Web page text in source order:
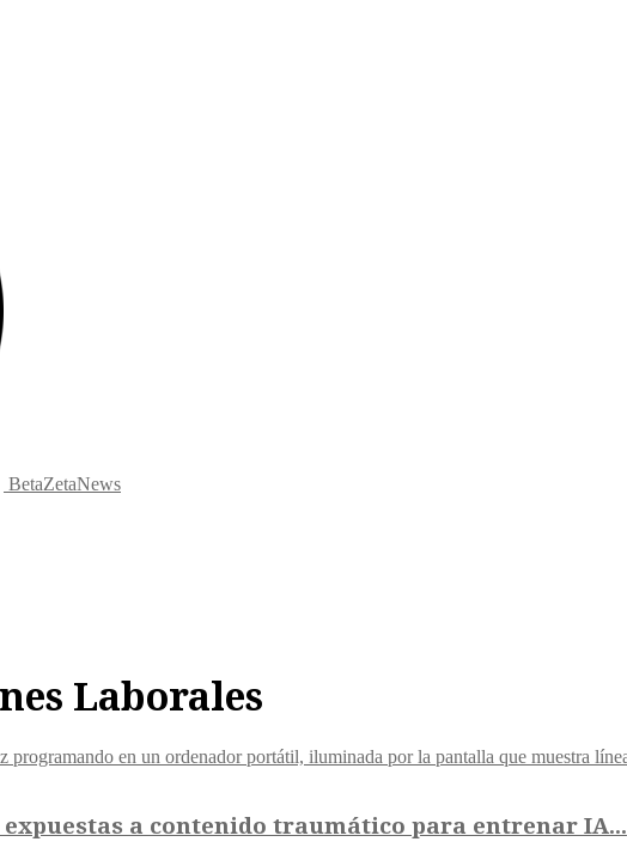
BetaZetaNews
Laborales
a contenido traumático para entrenar IA...